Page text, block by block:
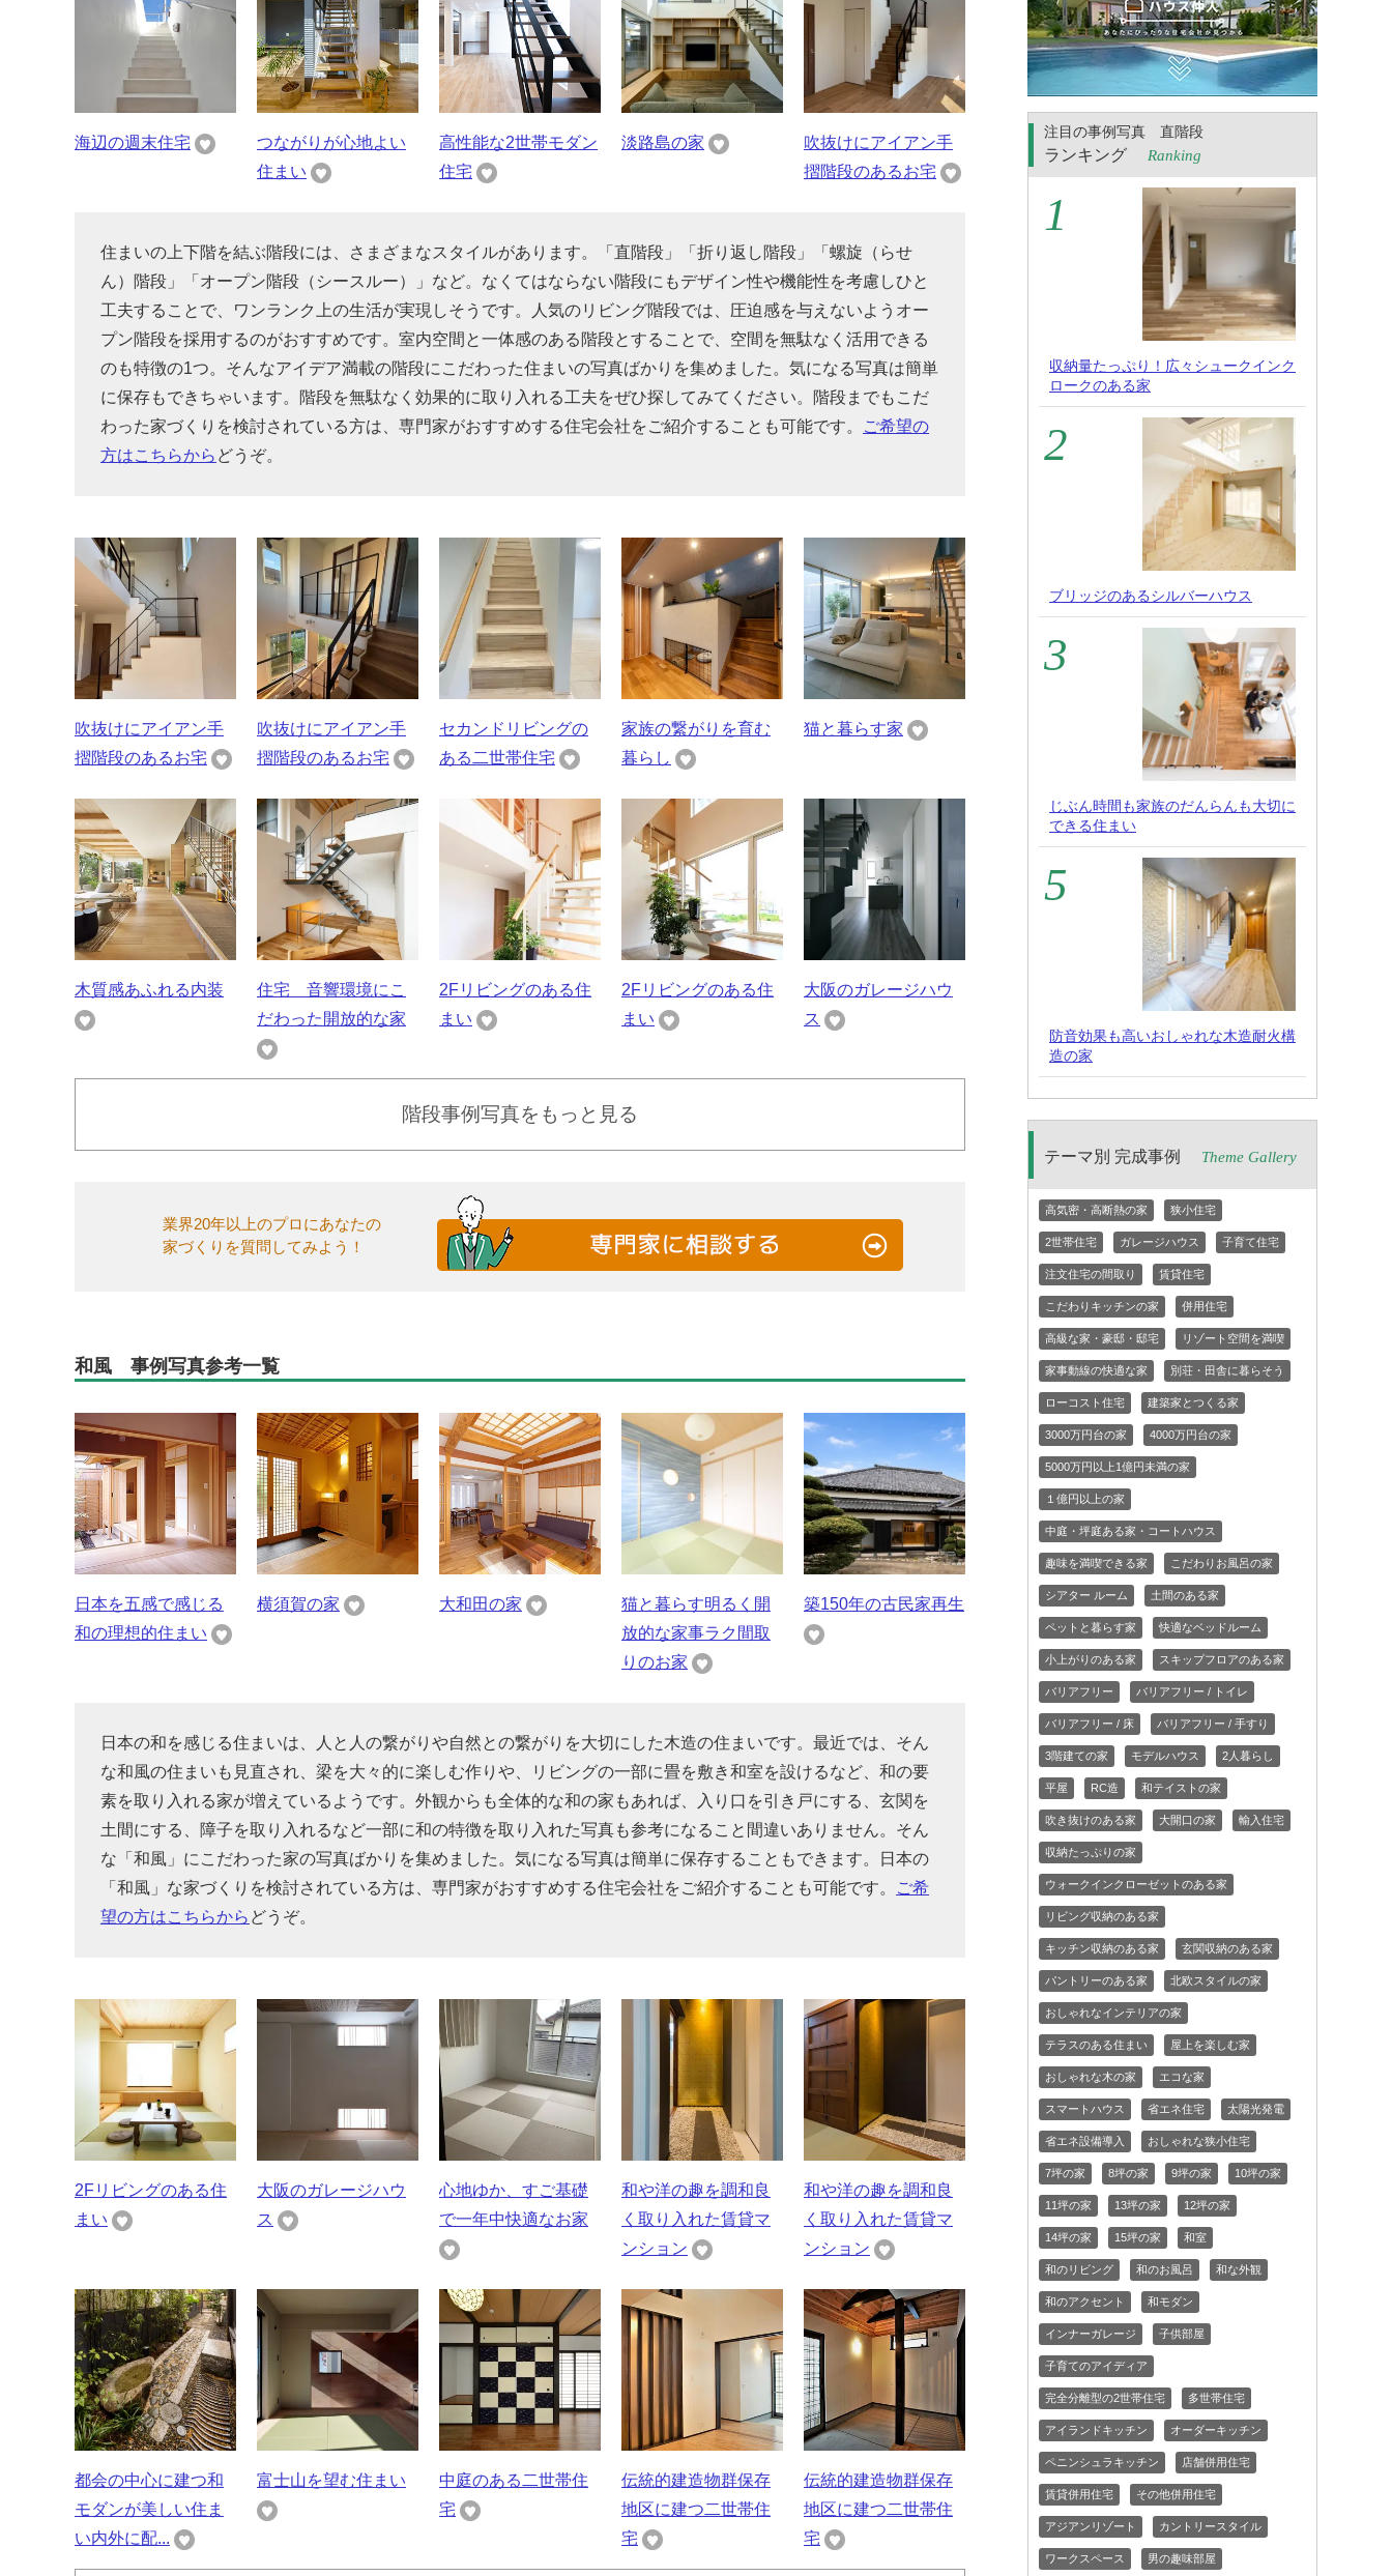
海辺の週末住宅
つながりが心地よい
住まい
高性能な2世帯モダン
住宅
淡路島の家
吹抜けにアイアン手
摺階段のあるお宅
住まいの上下階を結ぶ階段には、さまざまなスタイルがあります。「直階段」「折り返し階段」「螺旋（らせ
ん）階段」「オープン階段（シースルー）」など。なくてはならない階段にもデザイン性や機能性を考慮しひと
工夫することで、ワンランク上の生活が実現しそうです。人気のリビング階段では、圧迫感を与えないようオー
プン階段を採用するのがおすすめです。室内空間と一体感のある階段とすることで、空間を無駄なく活用できる
のも特徴の1つ。そんなアイデア満載の階段にこだわった住まいの写真ばかりを集めました。気になる写真は簡単
に保存もできちゃいます。階段を無駄なく効果的に取り入れる工夫をぜひ探してみてください。階段までもこだ
わった家づくりを検討されている方は、専門家がおすすめする住宅会社をご紹介することも可能です。
ご希望の
方はこちらから どうぞ。
吹抜けにアイアン手
摺階段のあるお宅
吹抜けにアイアン手
摺階段のあるお宅
セカンドリビングの
ある二世帯住宅
家族の繋がりを育む
暮らし
猫と暮らす家
木質感あふれる内装
住宅 音響環境にこ
だわった開放的な家
2Fリビングのある住
まい
2Fリビングのある住
まい
大阪のガレージハウ
ス
階段事例写真をもっと見る
業界20年以上のプロにあなたの
家づくりを質問してみよう！
和風 事例写真参考一覧
日本を五感で感じる
和の理想的住まい
横須賀の家 大和田の家
猫と暮らす明るく開
放的な家事ラク間取
りのお家
築150年の古民家再生
日本の和を感じる住まいは、人と人の繋がりや自然との繋がりを大切にした木造の住まいです。最近では、そん
な和風の住まいも見直され、梁を大々的に楽しむ作りや、リビングの一部に畳を敷き和室を設けるなど、和の要
素を取り入れる家が増えているようです。外観からも全体的な和の家もあれば、入り口を引き戸にする、玄関を
土間にする、障子を取り入れるなど一部に和の特徴を取り入れた写真も参考になること間違いありません。そん
な「和風」にこだわった家の写真ばかりを集めました。気になる写真は簡単に保存することもできます。日本の
「和風」な家づくりを検討されている方は、専門家がおすすめする住宅会社をご紹介することも可能です。
ご希
望の方はこちらから どうぞ。
2Fリビングのある住
まい
大阪のガレージハウ
ス
心地ゆか、すご基礎
で一年中快適なお家
和や洋の趣を調和良
く取り入れた賃貸マ
ンション
和や洋の趣を調和良
く取り入れた賃貸マ
ンション
都会の中心に建つ和
モダンが美しい住ま
い内外に配...
富士山を望む住まい
中庭のある二世帯住
宅
伝統的建造物群保存
地区に建つ二世帯住
宅
伝統的建造物群保存
地区に建つ二世帯住
宅
注目の事例写真 直階段
ランキング Ranking
収納量たっぷり！広々シュークインク
ロークのある家
ブリッジのあるシルバーハウス
じぶん時間も家族のだんらんも大切に
できる住まい
防音効果も高いおしゃれな木造耐火構
造の家
テーマ別 完成事例 Theme Gallery
高気密・高断熱の家 狭小住宅
2世帯住宅 ガレージハウス 子育て住宅
注文住宅の間取り 賃貸住宅
こだわりキッチンの家 併用住宅
高級な家・豪邸・邸宅 リゾート空間を満喫
家事動線の快適な家 別荘・田舎に暮らそう
ローコスト住宅 建築家とつくる家
3000万円台の家 4000万円台の家
5000万円以上1億円未満の家
１億円以上の家
中庭・坪庭ある家・コートハウス
趣味を満喫できる家 こだわりお風呂の家
シアター ルーム 土間のある家
ペットと暮らす家 快適なベッドルーム
小上がりのある家 スキップフロアのある家
バリアフリー バリアフリー / トイレ
バリアフリー / 床 バリアフリー / 手すり
3階建ての家 モデルハウス 2人暮らし
平屋 RC造 和テイストの家
吹き抜けのある家 大開口の家 輸入住宅
収納たっぷりの家
ウォークインクローゼットのある家
リビング収納のある家
キッチン収納のある家 玄関収納のある家
パントリーのある家 北欧スタイルの家
おしゃれなインテリアの家
テラスのある住まい 屋上を楽しむ家
おしゃれな木の家 エコな家
スマートハウス 省エネ住宅 太陽光発電
省エネ設備導入 おしゃれな狭小住宅
7坪の家 8坪の家 9坪の家 10坪の家
11坪の家 13坪の家 12坪の家
14坪の家 15坪の家 和室
和のリビング 和のお風呂 和な外観
和のアクセント 和モダン
インナーガレージ 子供部屋
子育てのアイディア
完全分離型の2世帯住宅 多世帯住宅
アイランドキッチン オーダーキッチン
ペニンシュラキッチン 店舗併用住宅
賃貸併用住宅 その他併用住宅
アジアンリゾート カントリースタイル
ワークスペース 男の趣味部屋